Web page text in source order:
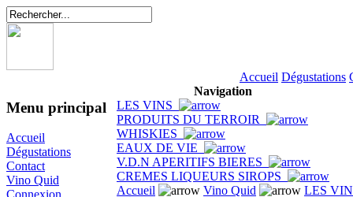
Accueil Dégustations
Menu principal
Accueil
Dégustations
Contact
Vino Quid
Navigation
LES VINS
PRODUITS DU TERROIR
WHISKIES
EAUX DE VIE
V.D.N APERITIFS BIERES
CREMES LIQUEURS SIROPS
Accueil
Vino Quid
LES